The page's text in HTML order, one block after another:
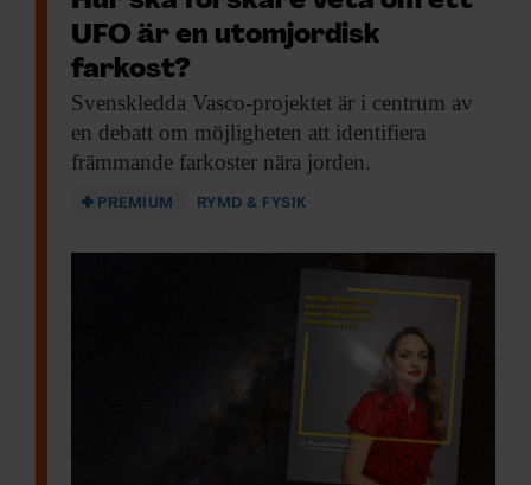
UFO är en utomjordisk
farkost?
Svenskledda Vasco-projektet är i centrum av
en debatt om möjligheten att identifiera
främmande farkoster nära jorden.
PREMIUM RYMD & FYSIK